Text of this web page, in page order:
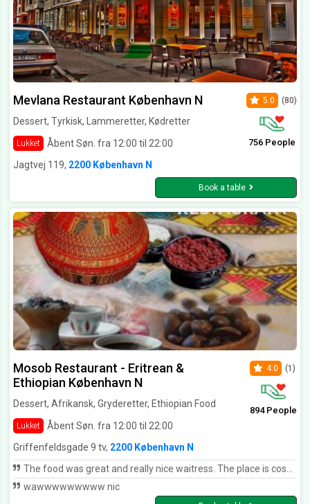
Mevlana Restaurant København N
Dessert, Tyrkisk, Lammeretter, Kødretter
Lukket Åbent Søn. fra 12:00 til 22:00
5.0 (80)
756 People
Jagtvej 119, 2200 København N
Book a table
Mosob Restaurant - Eritrean &
Ethiopian København N
Dessert, Afrikansk, Gryderetter, Ethiopian Food
Lukket Åbent Søn. fra 12:00 til 22:00
4.0 (1)
894 People
Griffenfeldsgade 9 tv, 2200 København N
The food was great and really nice waitress. The place is cosy and we had a really nice time!
wawwwwwwwww nic